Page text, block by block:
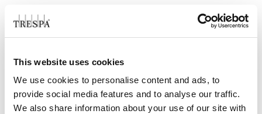
This website uses cookies
We use cookies to personalise content and ads, to
provide social media features and to analyse our traffic.
We also share information about your use of our site with